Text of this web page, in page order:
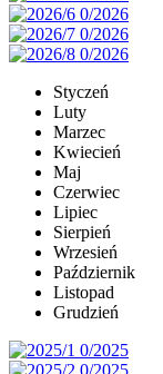
Styczeń
Luty
Marzec
Kwiecień
Maj
Czerwiec
Lipiec
Sierpień
Wrzesień
Październik
Listopad
Grudzień